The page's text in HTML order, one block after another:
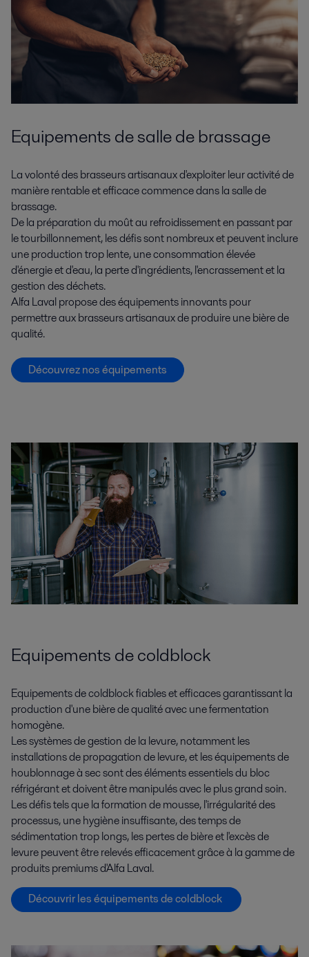
Equipements de salle de brassage
La volonté des brasseurs artisanaux d'exploiter leur activité de
manière rentable et efficace commence dans la salle de
brassage.
De la préparation du moût au refroidissement en passant par
le tourbillonnement, les défis sont nombreux et peuvent inclure
une production trop lente, une consommation élevée
d'énergie et d'eau, la perte d'ingrédients, l'encrassement et la
gestion des déchets.
Alfa Laval propose des équipements innovants pour
permettre aux brasseurs artisanaux de produire une bière de
qualité.
Découvrez nos équipements
Equipements de coldblock
Equipements de coldblock fiables et efficaces garantissant la
production d'une bière de qualité avec une fermentation
homogène.
Les systèmes de gestion de la levure, notamment les
installations de propagation de levure, et les équipements de
houblonnage à sec sont des éléments essentiels du bloc
réfrigérant et doivent être manipulés avec le plus grand soin.
Les défis tels que la formation de mousse, l'irrégularité des
processus, une hygiène insuffisante, des temps de
sédimentation trop longs, les pertes de bière et l'excès de
levure peuvent être relevés efficacement grâce à la gamme de
produits premiums d'Alfa Laval.
Découvrir les équipements de coldblock